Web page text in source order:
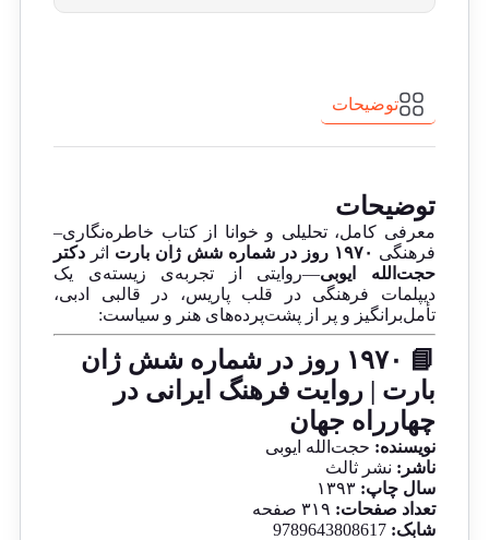
توضیحات
توضیحات
معرفی کامل، تحلیلی و خوانا از کتاب خاطره‌نگاری–
فرهنگی ۱۹۷۰ روز در شماره شش ژان بارت اثردکتر
حجت‌الله ایوبی—روایتی از تجربه‌ی زیسته‌ی یک
دیپلمات فرهنگی در قلب پاریس، در قالبی ادبی،
تأمل‌برانگیز و پر از پشت‌پرده‌های هنر و سیاست:
📘 ۱۹۷۰ روز در شماره شش ژان
بارت | روایت فرهنگ ایرانی در
چهارراه جهان
نویسنده: حجت‌الله ایوبی
ناشر: نشر ثالث
سال چاپ:
تعداد صفحات:
شابک: